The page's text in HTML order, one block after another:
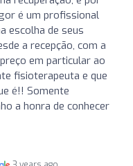
é um profissional
escolha de seus
a recepção, com a
em particular ao
fisioterapeuta e que
é!! Somente
a honra de conhecer